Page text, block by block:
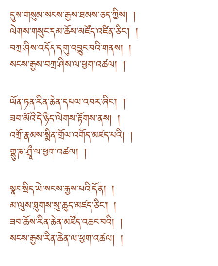
དུས་གསུམ་སངས་རྒྱས་ཐམས་ཅད་ཀྱིས། །
ལེགས་གསུང་དམ་ཆོས་མཛོད་འཛིན་ཅིང༌། །
བཀྲ་ཤིས་འདོད་དགུ་འབྱུང་བའི་གནས། །
སངས་རྒྱས་བཀྲ་ཤིས་ལ་ཕྱག་འཚལ། །
ཡོན་ཏན་རིན་ཆེན་དཔལ་འབར་ཞིང༌། །
ཟབ་མོའི་དེ་ཉིད་ལེགས་རྟོགས་ནས། །
འགྲོ་རྣམས་སྨིན་གྲོལ་འགོད་མཛད་པའི། །
གྷུ་ཎ་ཤྲཱྀ་ལ་ཕྱག་འཚལ། །
སྣང་སྲིད་ཡེ་སངས་རྒྱས་པའི་དོན། །
མ་ལུས་ཐུགས་སུ་ཆུད་མཛད་ཅིང༌། །
ཟབ་ཆོས་རིན་ཆེན་མཛོད་འཆང་བའི། །
སངས་རྒྱས་རིན་ཆེན་ལ་ཕྱག་འཚལ། །